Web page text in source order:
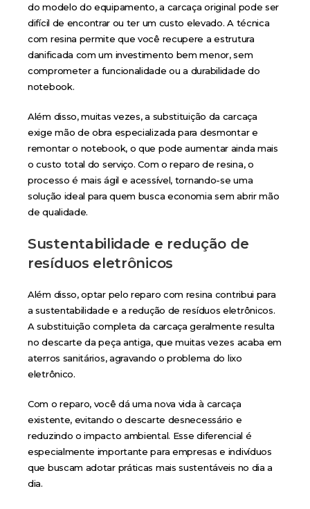
do modelo do equipamento, a carcaça original pode ser
difícil de encontrar ou ter um custo elevado. A técnica
com resina permite que você recupere a estrutura
danificada com um investimento bem menor, sem
comprometer a funcionalidade ou a durabilidade do
notebook.
Além disso, muitas vezes, a substituição da carcaça
exige mão de obra especializada para desmontar e
remontar o notebook, o que pode aumentar ainda mais
o custo total do serviço. Com o reparo de resina, o
processo é mais ágil e acessível, tornando-se uma
solução ideal para quem busca economia sem abrir mão
de qualidade.
Sustentabilidade e redução de
resíduos eletrônicos
Além disso, optar pelo reparo com resina contribui para
a sustentabilidade e a redução de resíduos eletrônicos.
A substituição completa da carcaça geralmente resulta
no descarte da peça antiga, que muitas vezes acaba em
aterros sanitários, agravando o problema do lixo
eletrônico.
Com o reparo, você dá uma nova vida à carcaça
existente, evitando o descarte desnecessário e
reduzindo o impacto ambiental. Esse diferencial é
especialmente importante para empresas e indivíduos
que buscam adotar práticas mais sustentáveis no dia a
dia.